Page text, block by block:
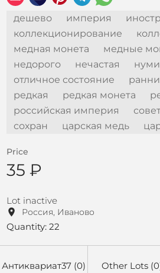
дешево империя
коллекционирование
медная монета
медные
недорого
нечастая
отличное состояние
редкая
редкая монета
российская империя
сохран
царская медь
Price
35 ₽
Lot inactive
Россия, Иваново
Quantity: 22
Антиквариат37 (0) Other Lots